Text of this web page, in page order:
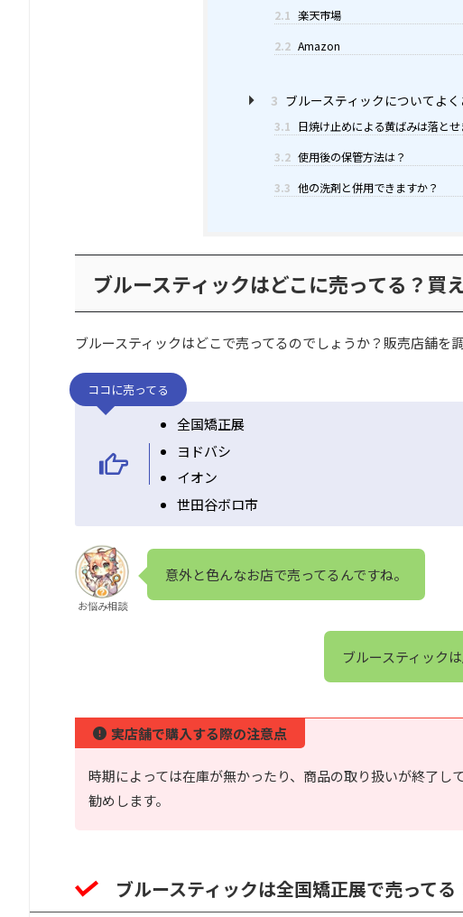
2.1 楽天市場
2.2 Amazon
3 ブルースティックについてよ
3.1 日焼け止めによる黄ばみは落とせ
3.2 使用後の保管方法は？
3.3 他の洗剤と併用できますか？
ブルースティックはどこに売ってる？買
ブルースティックはどこで売ってるのでしょうか？販売店舗を
ココに売ってる
全国矯正展
ヨドバシ
イオン
世田谷ボロ市
お悩み相談
意外と色んなお店で売ってるんですね。
ブルースティック
実店舗で購入する際の注意点
時期によっては在庫が無かったり、商品の取り扱いが終了
勧めします。
ブルースティックは全国矯正展で売ってる